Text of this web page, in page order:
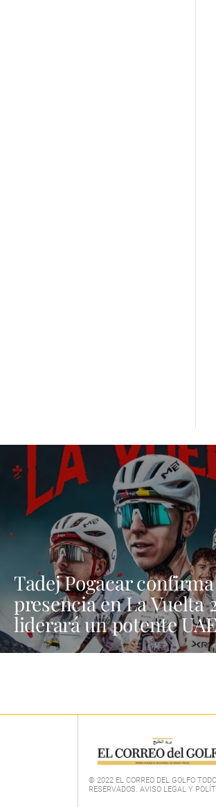
Tadej Pogacar
presencia en La Vuelta
liderará un potente
© 2022 EL CORREO DEL GOLFO
RESERVADOS. AVISO LEGAL Y